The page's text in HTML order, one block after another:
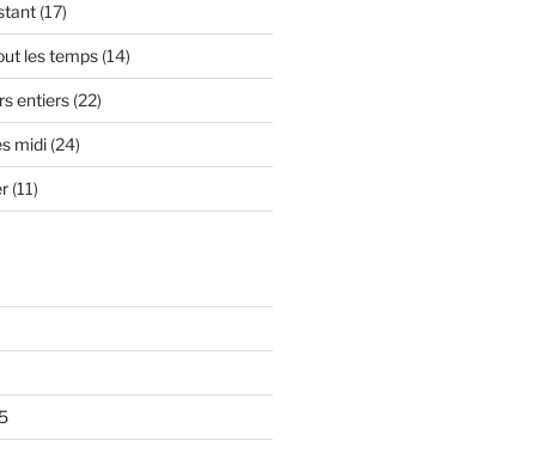
(17)
les temps(14)
entiers(22)
midi(24)
(11)